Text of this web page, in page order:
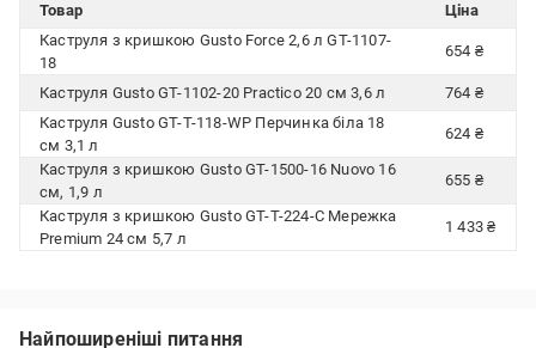
Товар
Ціна
Каструля з кришкою Gusto Force 2,6 л GT-1107-
18
654 ₴
Каструля Gusto GT-1102-20 Practico 20 см 3,6 л
764 ₴
Каструля Gusto GT-T-118-WP Перчинка біла 18
см 3,1 л
624 ₴
Каструля з кришкою Gusto GT-1500-16 Nuovo 16
см, 1,9 л
655 ₴
Каструля з кришкою Gusto GT-T-224-С Мережка
Premium 24 см 5,7 л
1 433 ₴
Найпоширеніші питання